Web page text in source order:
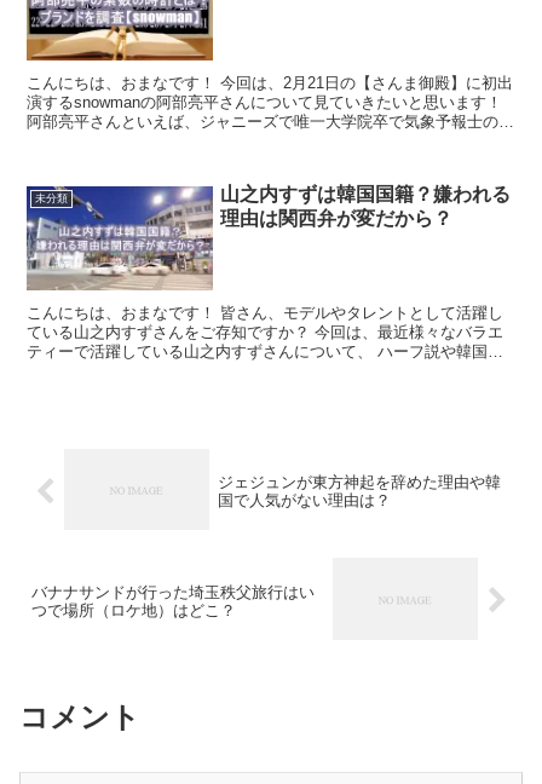
こんにちは、おまなです！ 今回は、2月21日の【さんま御殿】に初出
演するsnowmanの阿部亮平さんについて見ていきたいと思います！
阿部亮平さんといえば、ジャニーズで唯一大学院卒で気象予報士の資
未分類
山之内すずは韓国国籍？嫌われる
理由は関西弁が変だから？
こんにちは、おまなです！ 皆さん、モデルやタレントとして活躍し
ている山之内すずさんをご存知ですか？ 今回は、最近様々なバラエ
ティーで活躍している山之内すずさんについて、 ハーフ説や韓国人
ジェジュンが東方神起を辞めた理由や韓
国で人気がない理由は？
バナナサンドが行った埼玉秩父旅行はい
つで場所（ロケ地）はどこ？
コメント